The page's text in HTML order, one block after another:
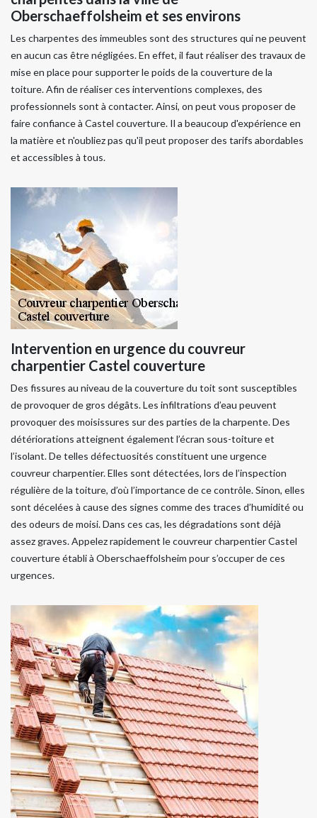
Oberschaeffolsheim et ses environs
Les charpentes des immeubles sont des structures qui ne peuvent
en aucun cas être négligées. En effet, il faut réaliser des travaux de
mise en place pour supporter le poids de la couverture de la
toiture. Afin de réaliser ces interventions complexes, des
professionnels sont à contacter. Ainsi, on peut vous proposer de
faire confiance à Castel couverture. Il a beaucoup d'expérience en
la matière et n'oubliez pas qu'il peut proposer des tarifs abordables
et accessibles à tous.
Intervention en urgence du couvreur
charpentier Castel couverture
Des fissures au niveau de la couverture du toit sont susceptibles
de provoquer de gros dégâts. Les infiltrations d’eau peuvent
provoquer des moisissures sur des parties de la charpente. Des
détériorations atteignent également l’écran sous-toiture et
l’isolant. De telles défectuosités constituent une urgence
couvreur charpentier. Elles sont détectées, lors de l’inspection
régulière de la toiture, d’où l’importance de ce contrôle. Sinon, elles
sont décelées à cause des signes comme des traces d’humidité ou
des odeurs de moisi. Dans ces cas, les dégradations sont déjà
assez graves. Appelez rapidement le couvreur charpentier Castel
couverture établi à Oberschaeffolsheim pour s’occuper de ces
urgences.